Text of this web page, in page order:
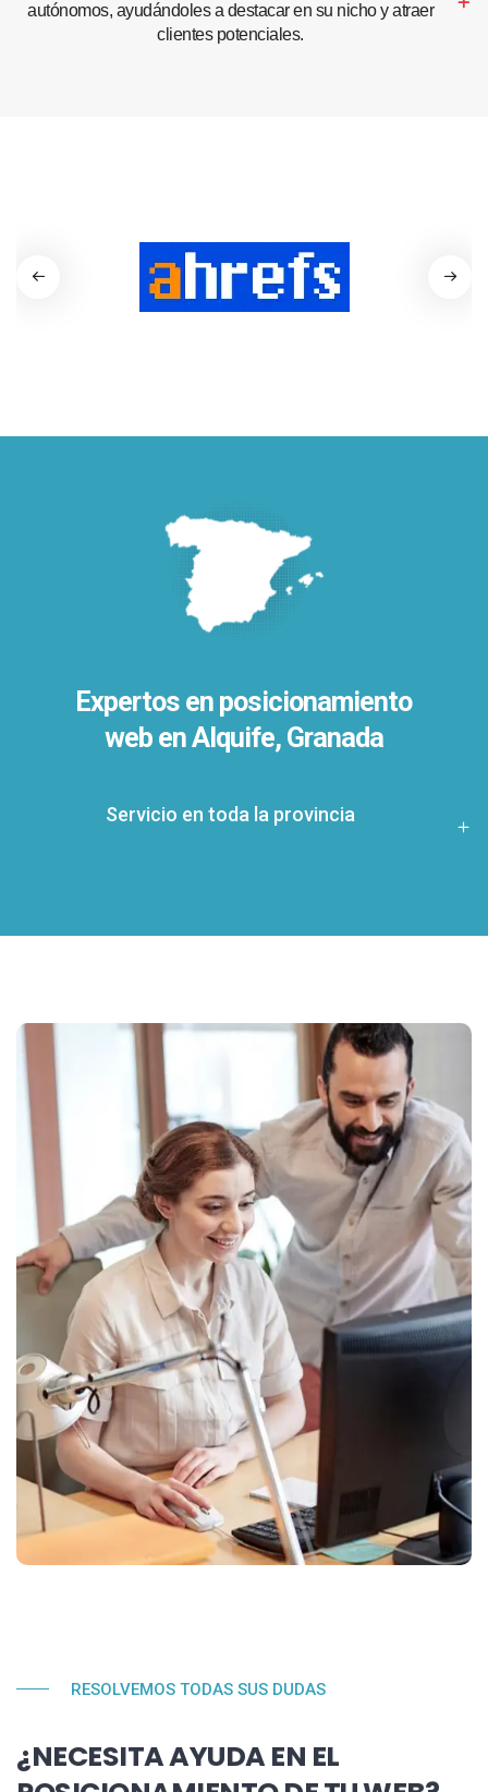
autónomos, ayudándoles a destacar en su nicho y atraer
clientes potenciales.
Expertos en posicionamiento
web en Alquife, Granada
Servicio en toda la provincia
RESOLVEMOS TODAS SUS DUDAS
¿NECESITA AYUDA EN EL